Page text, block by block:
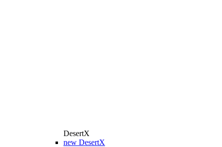
DesertX
new DesertX